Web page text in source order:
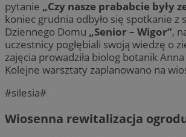
pytanie „Czy nasze prababcie były
koniec grudnia odbyło się spotkanie z
Dziennego Domu „Senior – Wigor”,
uczestnicy pogłębiali swoją wiedzę o
zajęcia prowadziła biolog botanik Anna
Kolejne warsztaty zaplanowano na
#silesia#
Wiosenna rewitalizacja